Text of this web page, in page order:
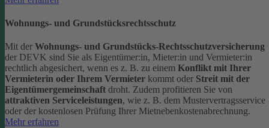
Wohnungs- und Grundstücksrechtsschutz
Mit der Wohnungs- und Grundstücks-Rechtsschutzversicherung
der DEVK sind Sie als Eigentümer:in, Mieter:in und Vermieter:in
rechtlich abgesichert, wenn es z. B. zu einem Konflikt mit Ihrer
Vermieterin oder Ihrem Vermieter kommt oder Streit mit der
Eigentümergemeinschaft droht. Zudem profitieren Sie von
attraktiven Serviceleistungen, wie z. B. dem Mustervertragsservice
oder der kostenlosen Prüfung Ihrer Mietnebenkostenabrechnung.
Mehr erfahren